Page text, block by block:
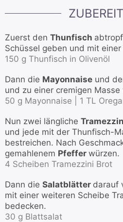
Zuerst den Thunfisch
Schüssel geben und mit
150 g Thunfisch in Olivenöl
Dann die Mayonnaise und
und zu einer cremigen Masse
50 g Mayonnaise |
1 TL
Nun zwei längliche
und jede mit der Thunfisch-
bestreichen. Nach
gemahlenem Pfeffer würzen.
4 Scheiben Tramezzini Brot
Dann die Salatblätter darauf
mit einer weiteren Scheibe
bedecken.
30 g Blattsalat